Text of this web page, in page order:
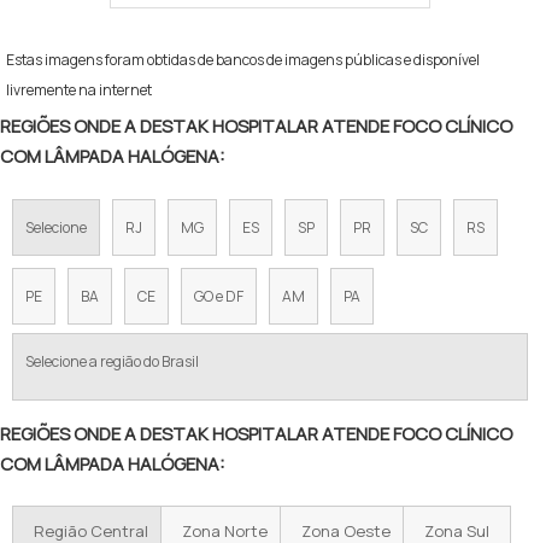
Estas imagens foram obtidas de bancos de imagens públicas e disponível
livremente na internet
REGIÕES ONDE A DESTAK HOSPITALAR ATENDE FOCO CLÍNICO
COM LÂMPADA HALÓGENA:
Selecione RJ MG ES SP PR SC RS
PE BA CE GO e DF AM PA
Selecione a região do Brasil
REGIÕES ONDE A DESTAK HOSPITALAR ATENDE FOCO CLÍNICO
COM LÂMPADA HALÓGENA:
Região Central Zona Norte Zona Oeste Zona Sul